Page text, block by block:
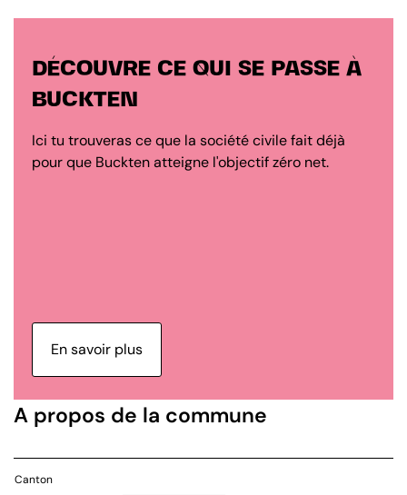
DÉCOUVRE CE QUI SE PASSE À
BUCKTEN
Ici tu trouveras ce que la société civile fait déjà
pour que Buckten atteigne l'objectif zéro net.
En savoir plus
A propos de la commune
Canton